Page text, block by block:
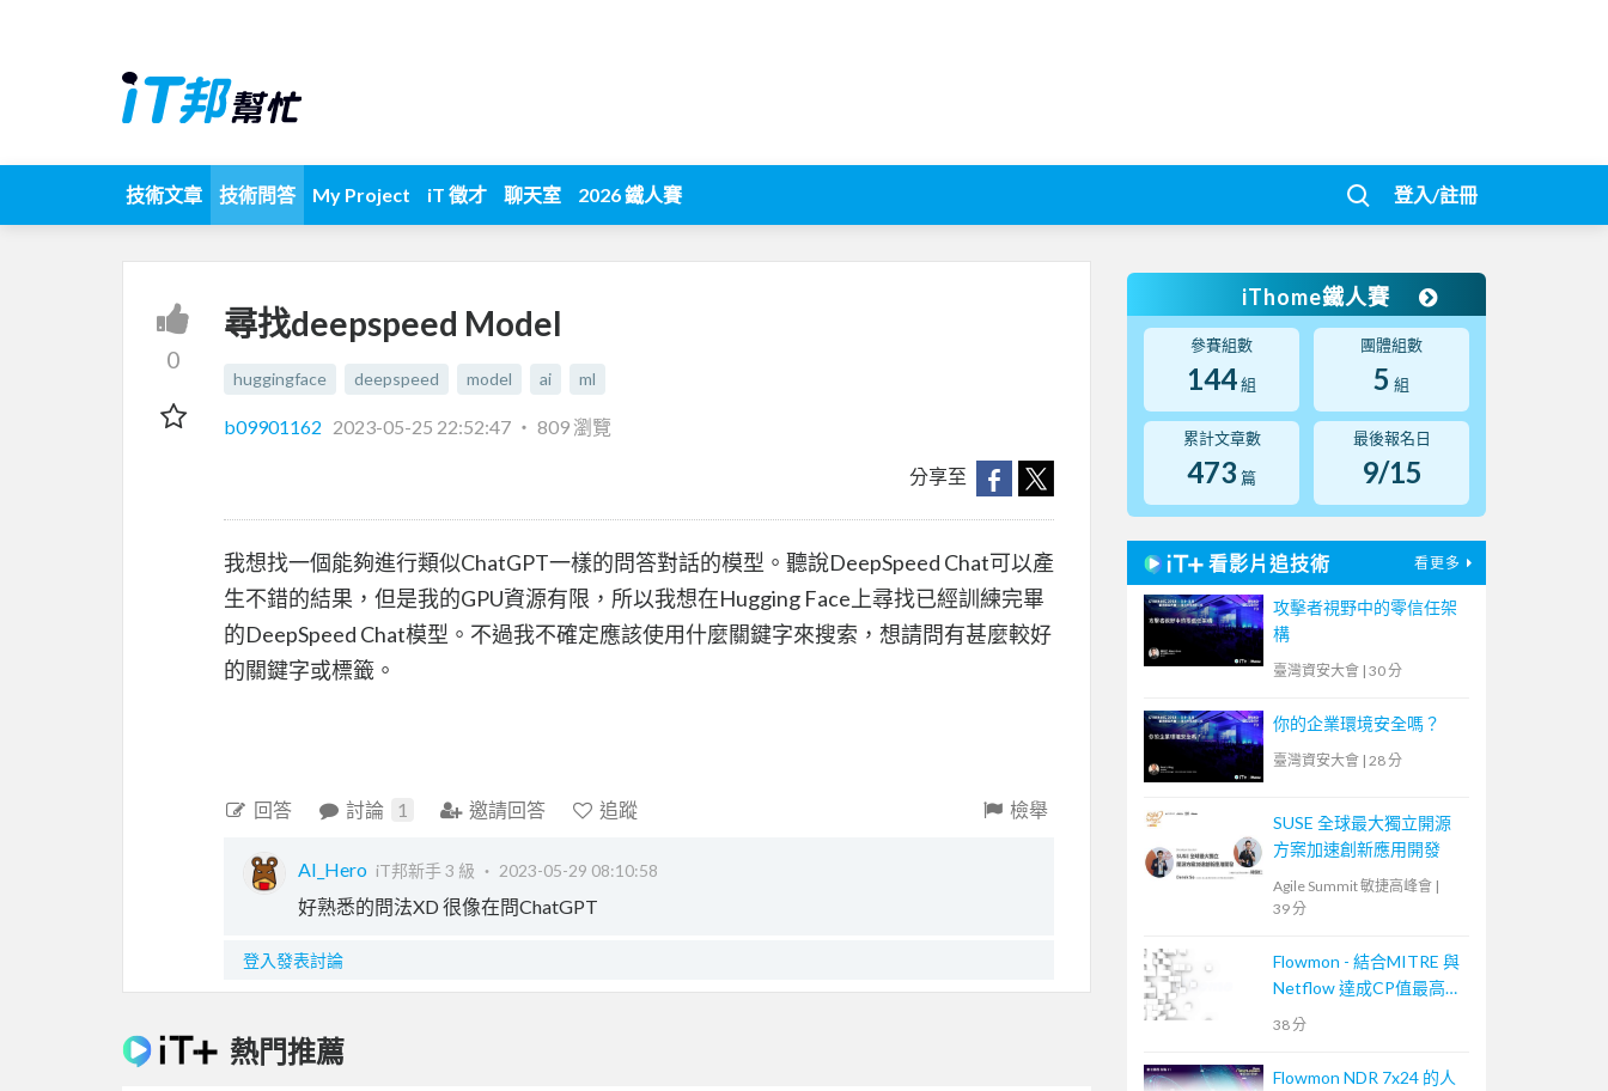
技術文章 技術問答 My Project iT 徵才 聊天室 2026 鐵人賽 登入/註冊
0
尋找deepspeed Model
huggingface deepspeed model ai ml
b09901162 2023-05-25 22:52:47 ‧ 809 瀏覽
分享至
我想找一個能夠進行類似ChatGPT一樣的問答對話的模型。聽說DeepSpeed Chat可以產
生不錯的結果，但是我的GPU資源有限，所以我想在Hugging Face上尋找已經訓練完畢
的DeepSpeed Chat模型。不過我不確定應該使用什麼關鍵字來搜索，想請問有甚麼較好
的關鍵字或標籤。
回答 討論 1 邀請回答 追蹤 檢舉
AI_Hero iT邦新手 3 級 ‧ 2023-05-29 08:10:58
好熟悉的問法XD 很像在問ChatGPT
登入發表討論
熱門推薦
iThome鐵人賽
參賽組數
144組
團體組數
5 組
累計文章數
473 篇
最後報名日
9/15
看影片追技術 看更多
攻擊者視野中的零信任架
構
臺灣資安大會 | 30 分
你的企業環境安全嗎？
臺灣資安大會 | 28 分
SUSE 全球最大獨立開源
方案加速創新應用開發
Agile Summit 敏捷高峰會 |
39 分
Flowmon - 結合MITRE 與
Netflow 達成CP值最高的
資安事件應變手段
38 分
Flowmon NDR 7x24 的人